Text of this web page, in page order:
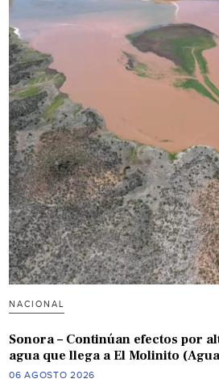
NACIONAL
Sonora – Continúan efectos por
agua que llega a El Molinito
06 AGOSTO 2026